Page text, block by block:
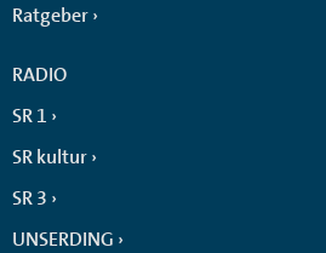
Ratgeber
RADIO
SR 1
SR kultur
SR 3
UNSERDING